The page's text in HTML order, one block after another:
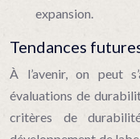
expansion.
Tendances
À l’avenir, on peut
évaluations de
critères de